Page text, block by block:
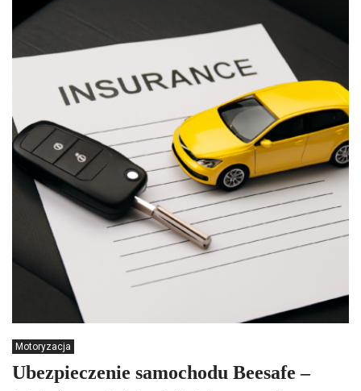
Motoryzacja
Ubezpieczenie samochodu Beesafe –